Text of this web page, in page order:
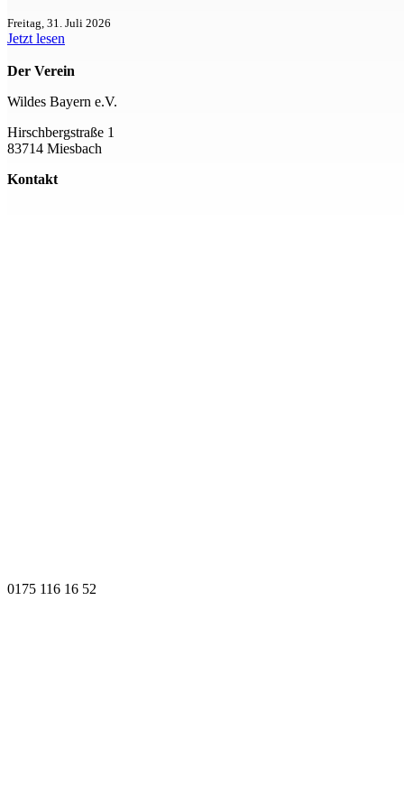
Freitag, 31. Juli 2026
Jetzt lesen
Der Verein
Wildes Bayern e.V.
Hirschbergstraße 1
83714 Miesbach
Kontakt
0175 116 16 52